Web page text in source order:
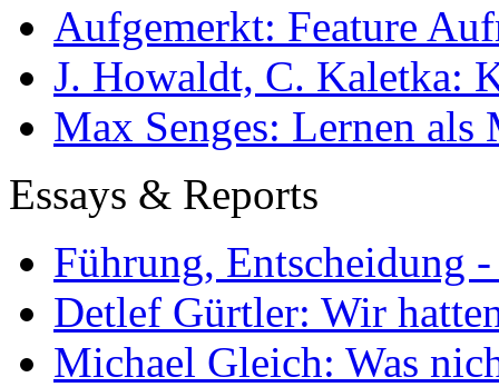
Aufgemerkt: Feature
J. Howaldt, C. Kaletka:
Max Senges: Lernen als
Essays & Reports
Führung, Entscheidung
Detlef Gürtler: Wir
Michael Gleich: Was